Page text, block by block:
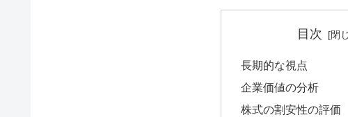
目次
長期的な視点
企業価値の分析
株式の割安性の評価